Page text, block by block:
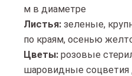
м в диаметре
Листья: зеленые,
по краям, осенью
Цветы: розовые
шаровидные